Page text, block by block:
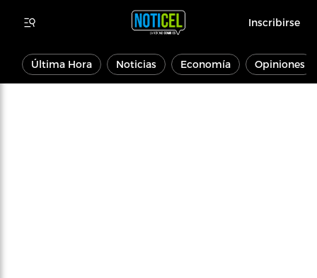
Inscribirse
Última Hora Noticias Economía Opiniones